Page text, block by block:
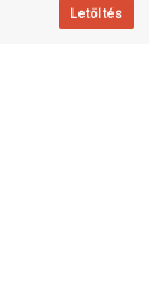
Letöltés